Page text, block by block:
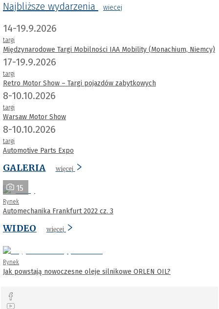
Najbliższe wydarzenia
wiecej
14-19.9.2026
targi
Międzynarodowe Targi Mobilności IAA Mobility (Monachium, Niemcy)
17-19.9.2026
targi
Retro Motor Show – Targi pojazdów zabytkowych
8-10.10.2026
targi
Warsaw Motor Show
8-10.10.2026
targi
Automotive Parts Expo
GALERIA więcej
15
Rynek
Automechanika Frankfurt 2022 cz. 3
WIDEO więcej
Rynek
Jak powstają nowoczesne oleje silnikowe ORLEN OIL?